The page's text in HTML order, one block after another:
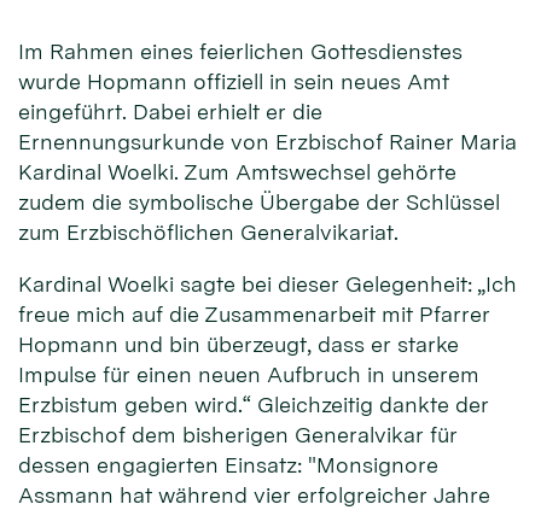
Im Rahmen eines feierlichen Gottesdienstes
wurde Hopmann offiziell in sein neues Amt
eingeführt. Dabei erhielt er die
Ernennungsurkunde von Erzbischof Rainer Maria
Kardinal Woelki. Zum Amtswechsel gehörte
zudem die symbolische Übergabe der Schlüssel
zum Erzbischöflichen Generalvikariat.
Kardinal Woelki sagte bei dieser Gelegenheit: „Ich
freue mich auf die Zusammenarbeit mit Pfarrer
Hopmann und bin überzeugt, dass er starke
Impulse für einen neuen Aufbruch in unserem
Erzbistum geben wird.“ Gleichzeitig dankte der
Erzbischof dem bisherigen Generalvikar für
dessen engagierten Einsatz: "Monsignore
Assmann hat während vier erfolgreicher Jahre